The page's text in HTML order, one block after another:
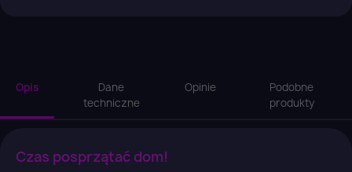
Opis
Dane
techniczne
Opinie
Podobne
produkty
Czas posprzątać dom!